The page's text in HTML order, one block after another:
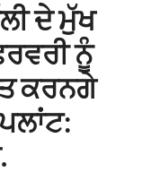
ਦੇ ਮੁੱਖ
ਨੂੰ
ਕਰਨਗੇ